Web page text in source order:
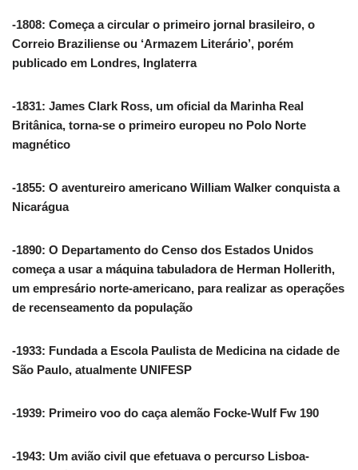
-1808: Começa a circular o primeiro jornal brasileiro, o
Correio Braziliense ou ‘Armazem Literário’, porém
publicado em Londres, Inglaterra
-1831: James Clark Ross, um oficial da Marinha Real
Britânica, torna-se o primeiro europeu no Polo Norte
magnético
-1855: O aventureiro americano William Walker conquista a
Nicarágua
-1890: O Departamento do Censo dos Estados Unidos
começa a usar a máquina tabuladora de Herman Hollerith,
um empresário norte-americano, para realizar as operações
de recenseamento da população
-1933: Fundada a Escola Paulista de Medicina na cidade de
São Paulo, atualmente UNIFESP
-1939: Primeiro voo do caça alemão Focke-Wulf Fw 190
-1943: Um avião civil que efetuava o percurso Lisboa-